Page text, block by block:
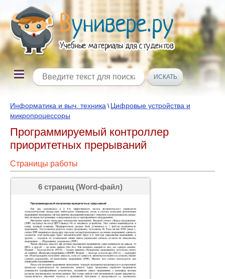
Информатика и выч. техника \ Цифровые устройства и
микропроцессоры
Программируемый контроллер
приоритетных прерываний
Страницы работы
6 страниц (Word-файл)